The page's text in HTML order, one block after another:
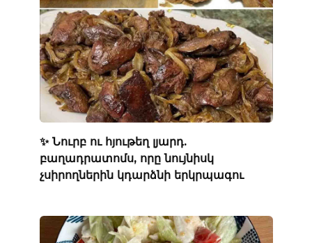
✨ Նուրբ ու հյութեղ լյարդ.
բաղադրատոմս, որը նույնիսկ
չսիրողներին կդարձնի երկրպագու